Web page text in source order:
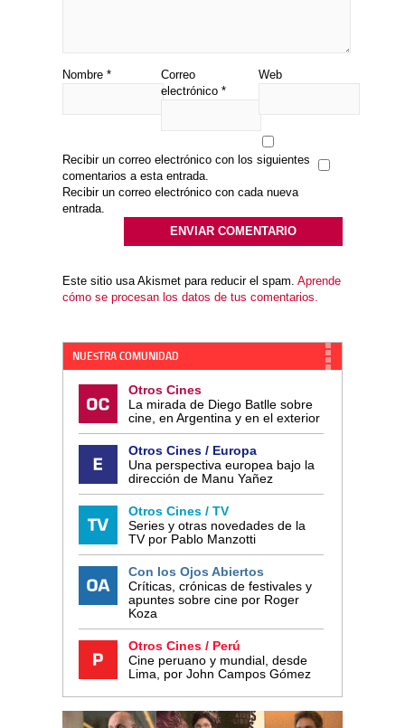
Nombre *
Correo
electrónico *
Web
Recibir un correo electrónico con los siguientes
comentarios a esta entrada.
Recibir un correo electrónico con cada nueva
entrada.
Este sitio usa Akismet para reducir el spam. Aprende
cómo se procesan los datos de tus comentarios.
NUESTRA COMUNIDAD
Otros Cines
La mirada de Diego Batlle sobre
cine, en Argentina y en el exterior
Otros Cines / Europa
Una perspectiva europea bajo la
dirección de Manu Yañez
Otros Cines / TV
Series y otras novedades de la
TV por Pablo Manzotti
Con los Ojos Abiertos
Críticas, crónicas de festivales y
apuntes sobre cine por Roger
Koza
Otros Cines / Perú
Cine peruano y mundial, desde
Lima, por John Campos Gómez